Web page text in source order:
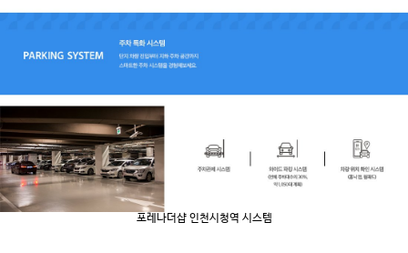
포레나더샵 인천시청역 시스템